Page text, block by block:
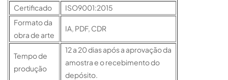
Certificado
ISO9001:2015
Formato da
obra de arte
IA, PDF, CDR
Tempo de
produção
12 a 20 dias após a aprovação da
amostra e o recebimento do
depósito.